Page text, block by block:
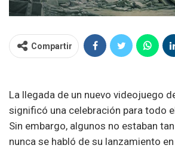
Compartir
La llegada de un nuevo videojuego
significó una celebración para todo
Sin embargo, algunos no estaban
nunca se habló de su lanzamiento en